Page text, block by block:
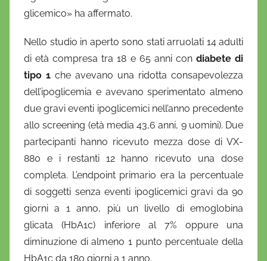
glicemico» ha affermato.
Nello studio in aperto sono stati arruolati 14 adulti
di età compresa tra 18 e 65 anni con diabete di
tipo 1 che avevano una ridotta consapevolezza
dell’ipoglicemia e avevano sperimentato almeno
due gravi eventi ipoglicemici nell’anno precedente
allo screening (età media 43,6 anni, 9 uomini). Due
partecipanti hanno ricevuto mezza dose di VX-
880 e i restanti 12 hanno ricevuto una dose
completa. L’endpoint primario era la percentuale
di soggetti senza eventi ipoglicemici gravi da 90
giorni a 1 anno, più un livello di emoglobina
glicata (HbA1c) inferiore al 7% oppure una
diminuzione di almeno 1 punto percentuale della
HbA1c da 180 giorni a 1 anno.